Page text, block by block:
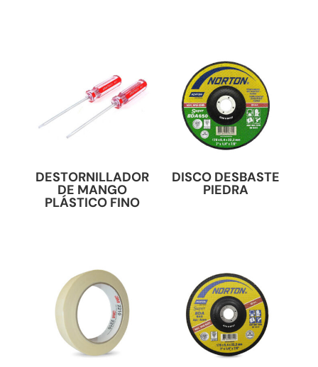
DESTORNILLADOR
DE MANGO
PLÁSTICO FINO
DISCO DESBASTE
PIEDRA